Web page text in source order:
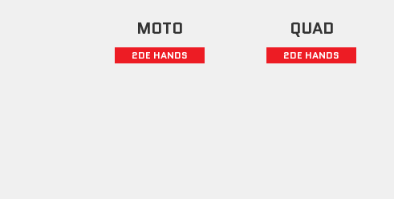
MOTO
2DE HANDS
QUAD
2DE HANDS